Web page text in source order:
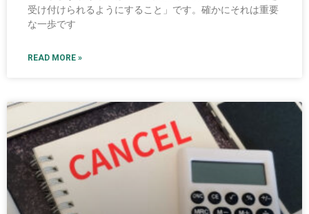
受け付けられるようにすること」です。確かにそれは重要
な一歩です
READ MORE »